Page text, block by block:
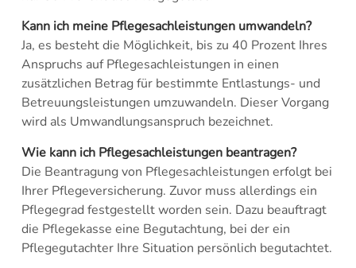
Kann ich meine Pflegesachleistungen umwandeln?
Ja, es besteht die Möglichkeit, bis zu 40 Prozent Ihres
Anspruchs auf Pflegesachleistungen in einen
zusätzlichen Betrag für bestimmte Entlastungs- und
Betreuungsleistungen umzuwandeln. Dieser Vorgang
wird als Umwandlungsanspruch bezeichnet.
Wie kann ich Pflegesachleistungen beantragen?
Die Beantragung von Pflegesachleistungen erfolgt bei
Ihrer Pflegeversicherung. Zuvor muss allerdings ein
Pflegegrad festgestellt worden sein. Dazu beauftragt
die Pflegekasse eine Begutachtung, bei der ein
Pflegegutachter Ihre Situation persönlich begutachtet.